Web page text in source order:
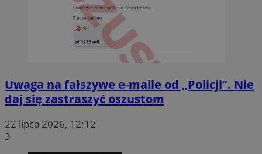
Uwaga na fałszywe e-maile od „Policji”. Nie
daj się zastraszyć oszustom
22 lipca 2026, 12:12
3